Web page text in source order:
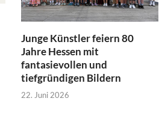
Junge Künstler feiern 80
Jahre Hessen mit
fantasievollen und
tiefgründigen Bildern
22. Juni 2026